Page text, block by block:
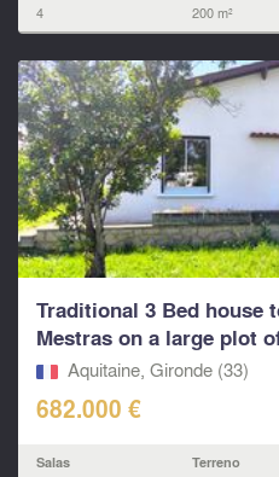
4 200 m²
Traditional 3 Bed house
Mestras on a large plot
Aquitaine, Gironde (33)
682.000 €
Salas Terreno